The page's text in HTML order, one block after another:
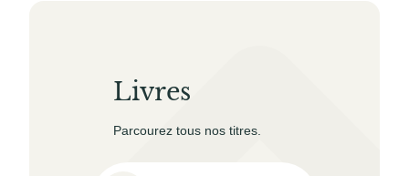
Livres
Parcourez tous nos titres.